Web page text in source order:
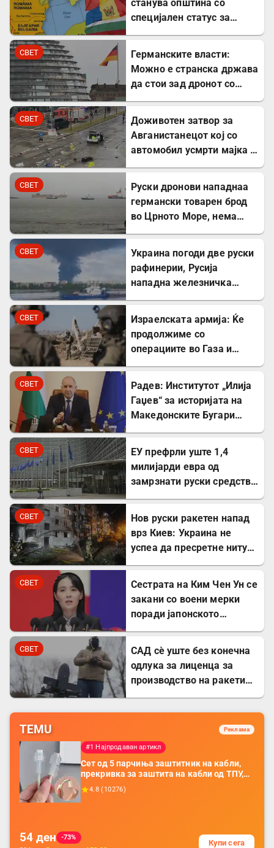
станува општина со
специјален статус за
СВЕТ
Германските власти:
Можно е странска држава
да стои зад дронот со
СВЕТ
Доживотен затвор за
Авганистанецот кој со
автомобил усмрти мајка и
СВЕТ
Руски дронови нападнаа
германски товарен брод
во Црното Море, нема
СВЕТ
Украина погоди две руски
рафинерии, Русија
нападна железничка
СВЕТ
Израелската армија: Ќе
продолжиме со
операциите во Газа и
СВЕТ
Радев: Институтот „Илија
Гаџев“ за историјата на
Македонските Бугари
СВЕТ
ЕУ префрли уште 1,4
милијарди евра од
замрзнати руски средства
СВЕТ
Нов руски ракетен напад
врз Киев: Украина не
успеа да пресретне ниту
СВЕТ
Сестрата на Ким Чен Ун се
закани со воени мерки
поради јапонското
СВЕТ
САД сè уште без конечна
одлука за лиценца за
производство на ракети
TEMU Реклама
#1 Најпродаван артикл
Сет од 5 парчиња заштитник на кабли,
прекривка за заштита на кабли од ТПУ,
додатоци за заштита на кабли, без
батерија, за мобилни телефони, комплет
4.8 ( 10276)
54 ден
-73%
Купи сега